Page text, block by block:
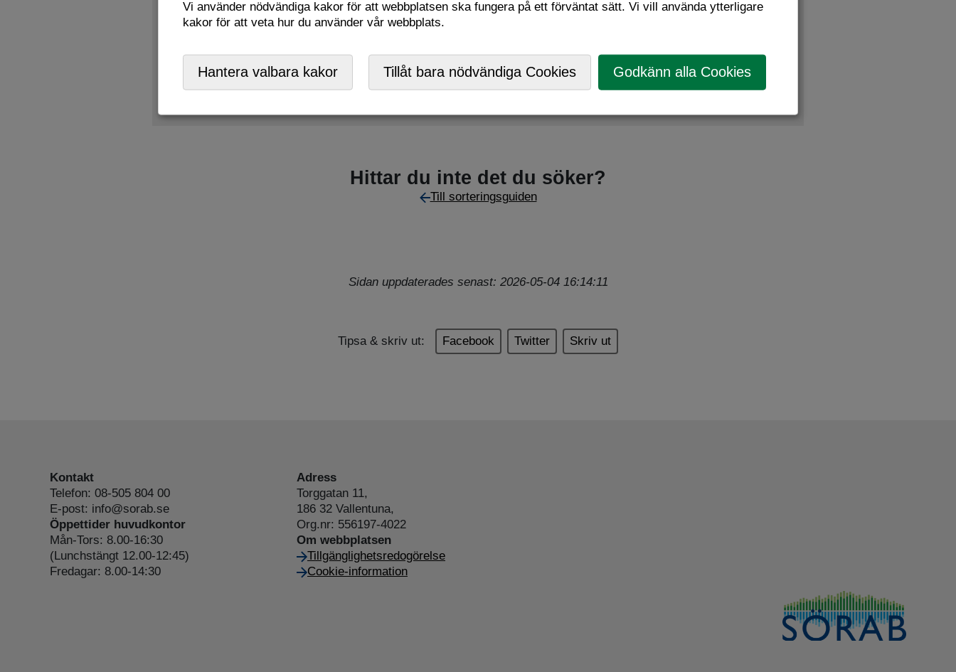
Lämnas här
Hittar du inte det du söker?
Till sorteringsguiden
Sidan uppdaterades senast: 2026-05-04 16:14:11
Tipsa & skriv ut: Facebook Twitter Skriv ut
Kontakt
Telefon: 08-505 804 00
E-post: info@sorab.se
Öppettider huvudkontor
Mån-Tors: 8.00-16:30
(Lunchstängt 12.00-12:45)
Fredagar: 8.00-14:30
Adress
Torggatan 11,
186 32 Vallentuna,
Org.nr: 556197-4022
Om webbplatsen
Tillgänglighetsredogörelse
Cookie-information
Vi använder nödvändiga kakor för att webbplatsen ska fungera på ett förväntat sätt. Vi vill använda ytterligare
kakor för att veta hur du använder vår webbplats.
Hantera valbara kakor Tillåt bara nödvändiga Cookies Godkänn alla Cookies